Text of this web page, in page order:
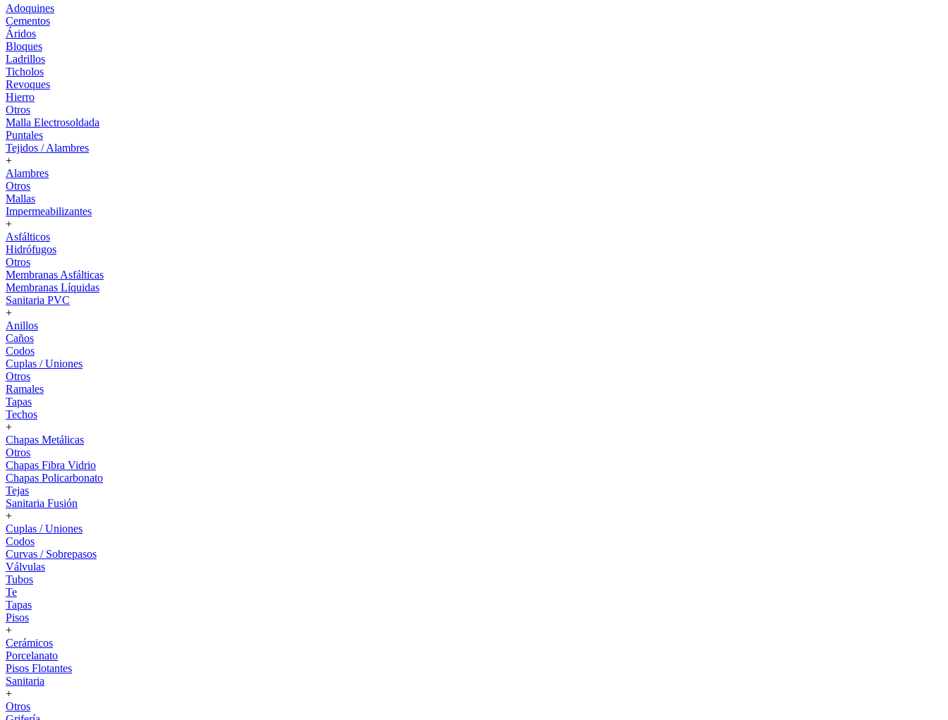
Adoquines
Cementos
Áridos
Bloques
Ladrillos
Ticholos
Revoques
Hierro
Otros
Malla Electrosoldada
Puntales
Tejidos / Alambres
+
Alambres
Otros
Mallas
Impermeabilizantes
+
Asfálticos
Hidrófugos
Otros
Membranas Asfálticas
Membranas Líquidas
Sanitaria PVC
+
Anillos
Caños
Codos
Cuplas / Uniones
Otros
Ramales
Tapas
Techos
+
Chapas Metálicas
Otros
Chapas Fibra Vidrio
Chapas Policarbonato
Tejas
Sanitaria Fusión
+
Cuplas / Uniones
Codos
Curvas / Sobrepasos
Válvulas
Tubos
Te
Tapas
Pisos
+
Cerámicos
Porcelanato
Pisos Flotantes
Sanitaria
+
Otros